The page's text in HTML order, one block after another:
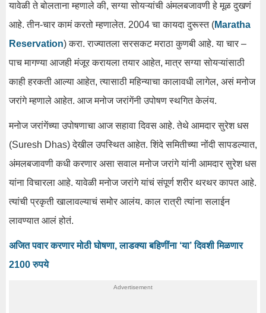
यावेळी ते बोलताना म्हणाले की, सग्या सोयऱ्यांची अंमलबजावणी हे मूळ दुखणं
आहे. तीन-चार कामं करतो म्हणालेत. 2004 चा कायदा दुरूस्त (Maratha
Reservation) करा. राज्यातला सरसकट मराठा कुणबी आहे. या चार –
पाच मागण्या आजही मंजूर करायला तयार आहेत, मात्र सग्या सोयऱ्यांसाठी
काही हरकती आल्या आहेत, त्यासाठी महिन्याचा कालावधी लागेल, असं मनोज
जरांगे म्हणाले आहेत. आज मनोज जरांगेंनी उपोषण स्थगित केलंय.
मनोज जरांगेंच्या उपोषणाचा आज सहावा दिवस आहे. तेथे आमदार सुरेश धस
(Suresh Dhas) देखील उपस्थित आहेत. शिंदे समितीच्या नोंदी सापडल्यात,
अंमलबजावणी कधी करणार असा सवाल मनोज जरांगे यांनी आमदार सुरेश धस
यांना विचारला आहे. यावेळी मनोज जरांगे यांचं संपूर्ण शरीर थरथर कापत आहे.
त्यांची प्रकृती खालावल्याचं समोर आलंय. काल रात्री त्यांना सलाईन
लावण्यात आलं होतं.
अजित पवार करणार मोठी घोषणा, लाडक्या बहि‍णींना ‘या’ दिवशी मिळणार
2100 रुपये